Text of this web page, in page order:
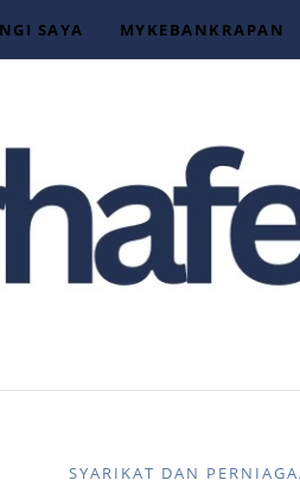
SAYA MYKEBANKRAPAN
SYARIKAT DAN